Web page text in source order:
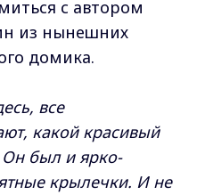
с автором
из нынешних
домика.
все
какой красивый
Он был и ярко-
крылечки. И не